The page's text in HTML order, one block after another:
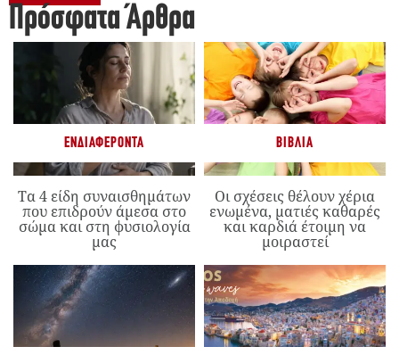
Πρόσφατα Άρθρα
ΕΝΔΙΑΦΈΡΟΝΤΑ
Τα 4 είδη συναισθημάτων
που επιδρούν άμεσα στο
σώμα και στη φυσιολογία
μας
ΒΙΒΛΊΑ
Οι σχέσεις θέλουν χέρια
ενωμένα, ματιές καθαρές
και καρδιά έτοιμη να
μοιραστεί